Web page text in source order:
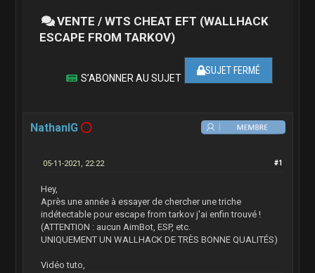
VENTE / WTS CHEAT EFT (WALLHACK
ESCAPE FROM TARKOV)
SUJET FERMÉ
S’ABONNER AU SUJET
NathanIG
#1
05-11-2021, 22:22
Hey,
Après une année à essayer de chercher une triche
indétectable pour escape from tarkov j'ai enfin trouvé !
(ATTENTION : aucun AimBot, ESP, etc.
UNIQUEMENT UN WALLHACK DE TRÈS BONNE QUALITÉS)
Vidéo tuto,